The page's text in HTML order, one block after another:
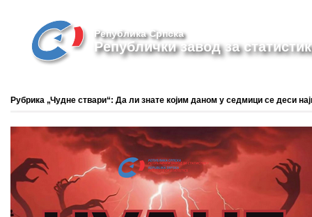
Република Српска
Републички завод за
Рубрика „Чудне ствари“: Да ли знате којим даном у седмици се деси